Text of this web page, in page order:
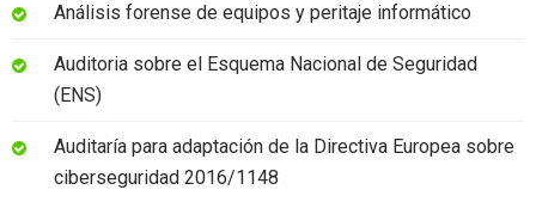
Análisis forense de equipos y peritaje informático
Auditoria sobre el Esquema Nacional de Seguridad
(ENS)
Auditaría para adaptación de la Directiva Europea sobre
ciberseguridad 2016/1148